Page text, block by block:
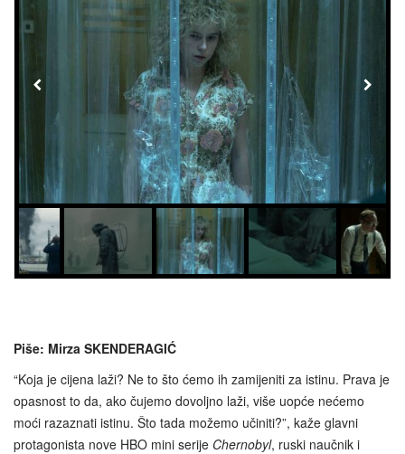
Piše: Mirza SKENDERAGIĆ
“Koja je cijena laži? Ne to što ćemo ih zamijeniti za istinu. Prava je
opasnost to da, ako čujemo dovoljno laži, više uopće nećemo
moći razaznati istinu. Što tada možemo učiniti?”, kaže glavni
protagonista nove HBO mini serije Chernobyl, ruski naučnik i